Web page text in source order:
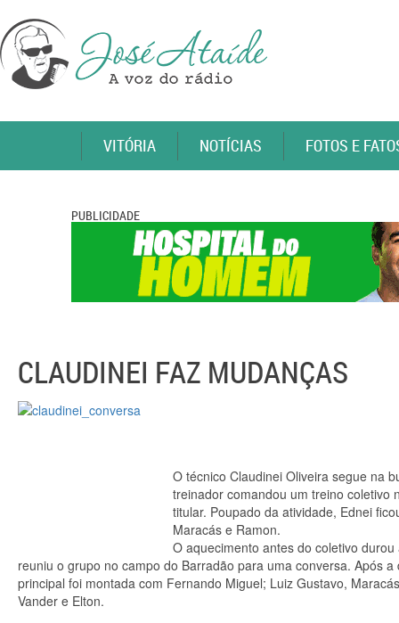
VITÓRIA NOTÍCIAS FOTOS E
PUBLICIDADE
CLAUDINEI FAZ MUDANÇAS
O técnico Claudinei Oliveira segue na
treinador comandou um treino coletivo
titular. Poupado da atividade, Ednei
Maracás e Ramon.
O aquecimento antes do coletivo
reuniu o grupo no campo do Barradão para uma conversa. Após
principal foi montada com Fernando Miguel; Luiz Gustavo,
Vander e Elton.